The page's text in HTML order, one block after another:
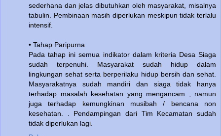
sederhana dan jelas dibutuhkan oleh masyarakat, misalnya
tabulin. Pembinaan masih diperlukan meskipun tidak terlalu
intensif.
• Tahap Paripurna
Pada tahap ini semua indikator dalam kriteria Desa Siaga
sudah terpenuhi. Masyarakat sudah hidup dalam
lingkungan sehat serta berperilaku hidup bersih dan sehat.
Masyarakatnya sudah mandiri dan siaga tidak hanya
terhadap masalah kesehatan yang mengancam , namun
juga terhadap kemungkinan musibah / bencana non
kesehatan. . Pendampingan dari Tim Kecamatan sudah
tidak diperlukan lagi.